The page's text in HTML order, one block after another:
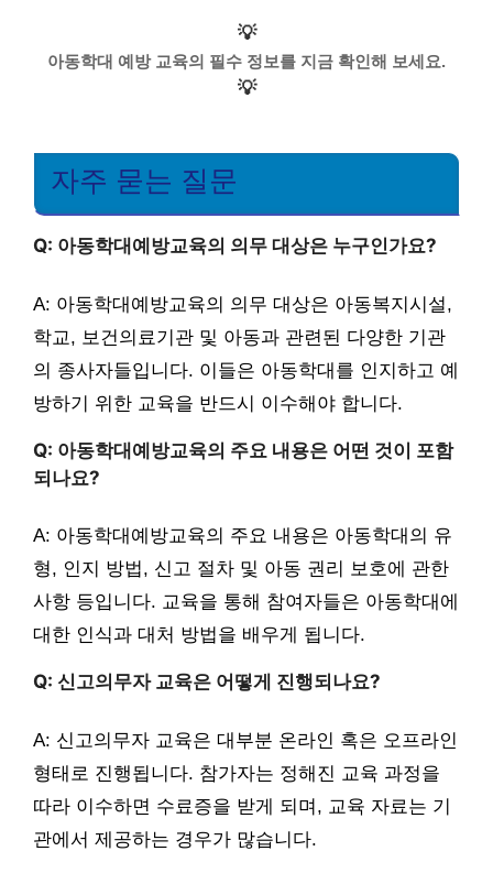
💡
아동학대 예방 교육의 필수 정보를 지금 확인해 보세요.
💡
자주 묻는 질문
Q: 아동학대예방교육의 의무 대상은 누구인가요?
A: 아동학대예방교육의 의무 대상은 아동복지시설,
학교, 보건의료기관 및 아동과 관련된 다양한 기관
의 종사자들입니다. 이들은 아동학대를 인지하고 예
방하기 위한 교육을 반드시 이수해야 합니다.
Q: 아동학대예방교육의 주요 내용은 어떤 것이 포함
되나요?
A: 아동학대예방교육의 주요 내용은 아동학대의 유
형, 인지 방법, 신고 절차 및 아동 권리 보호에 관한
사항 등입니다. 교육을 통해 참여자들은 아동학대에
대한 인식과 대처 방법을 배우게 됩니다.
Q: 신고의무자 교육은 어떻게 진행되나요?
A: 신고의무자 교육은 대부분 온라인 혹은 오프라인
형태로 진행됩니다. 참가자는 정해진 교육 과정을
따라 이수하면 수료증을 받게 되며, 교육 자료는 기
관에서 제공하는 경우가 많습니다.